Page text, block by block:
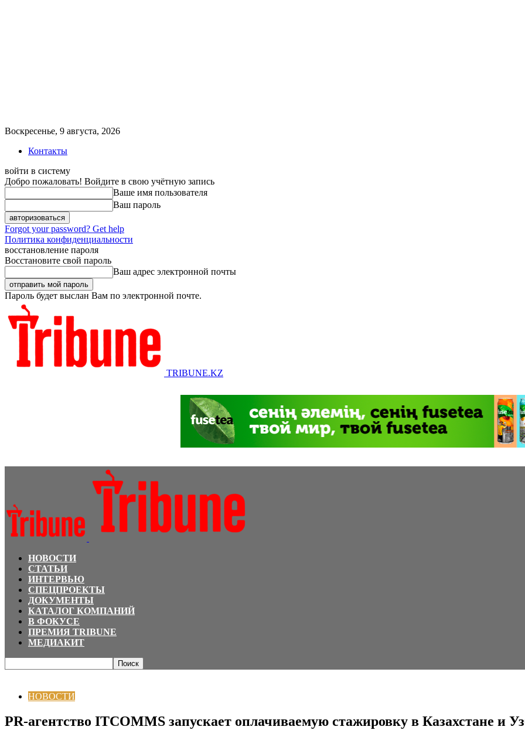
Воскресенье, 9 августа, 2026
Контакты
войти в систему
Добро пожаловать! Войдите в свою учётную запись
Ваше имя пользователя
Ваш пароль
Forgot your password? Get help
Политика конфиденциальности
восстановление пароля
Восстановите свой пароль
Ваш адрес электронной почты
Пароль будет выслан Вам по электронной почте.
TRIBUNE.KZ
НОВОСТИ
СТАТЬИ
ИНТЕРВЬЮ
СПЕЦПРОЕКТЫ
ДОКУМЕНТЫ
КАТАЛОГ КОМПАНИЙ
В ФОКУСЕ
ПРЕМИЯ TRIBUNE
МЕДИАКИТ
НОВОСТИ
PR-агентство ITCOMMS запускает оплачиваемую стажировку в Казахстане и